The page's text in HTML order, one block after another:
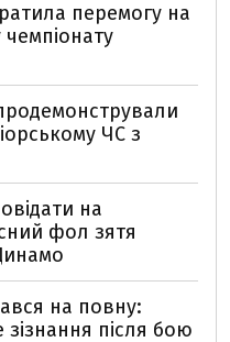
перемогу на
чемпіонату
ЧС з
на
фол зятя
на повну:
після бою